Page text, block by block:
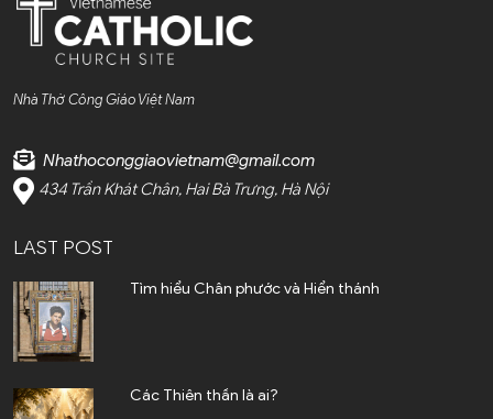
Nhà Thờ Công Giáo Việt Nam
Nhathoconggiaovietnam@gmail.com
434 Trần Khát Chân, Hai Bà Trưng, Hà Nội
LAST POST
Tìm hiểu Chân phước và Hiển thánh
Các Thiên thần là ai?